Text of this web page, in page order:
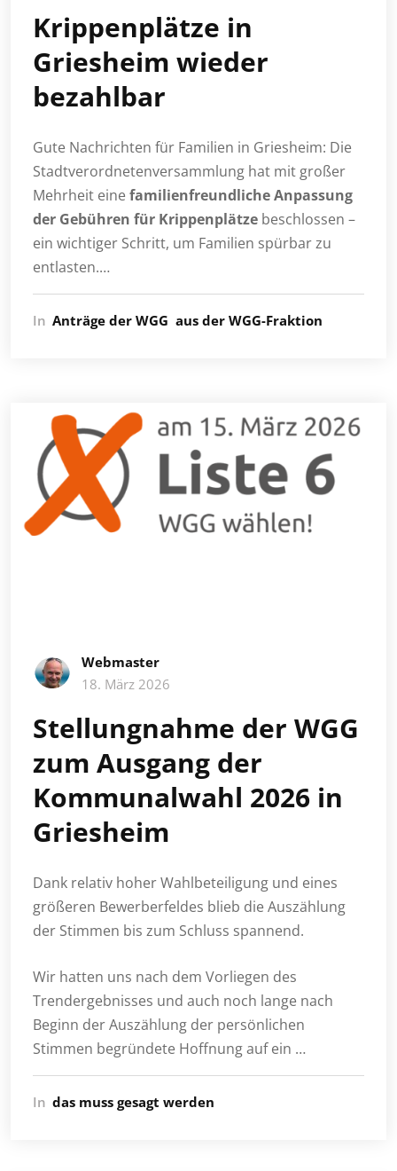
Krippenplätze in
Griesheim wieder
bezahlbar
Gute Nachrichten für Familien in Griesheim: Die
Stadtverordnetenversammlung hat mit großer
Mehrheit eine familienfreundliche Anpassung
der Gebühren für Krippenplätze beschlossen –
ein wichtiger Schritt, um Familien spürbar zu
entlasten.…
In Anträge der WGG aus der WGG-Fraktion
Webmaster
18. März 2026
Stellungnahme der WGG
zum Ausgang der
Kommunalwahl 2026 in
Griesheim
Dank relativ hoher Wahlbeteiligung und eines
größeren Bewerberfeldes blieb die Auszählung
der Stimmen bis zum Schluss spannend.
Wir hatten uns nach dem Vorliegen des
Trendergebnisses und auch noch lange nach
Beginn der Auszählung der persönlichen
Stimmen begründete Hoffnung auf ein …
In das muss gesagt werden